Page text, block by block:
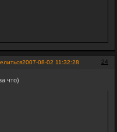
24
2007-08-02 11:32:28
что)